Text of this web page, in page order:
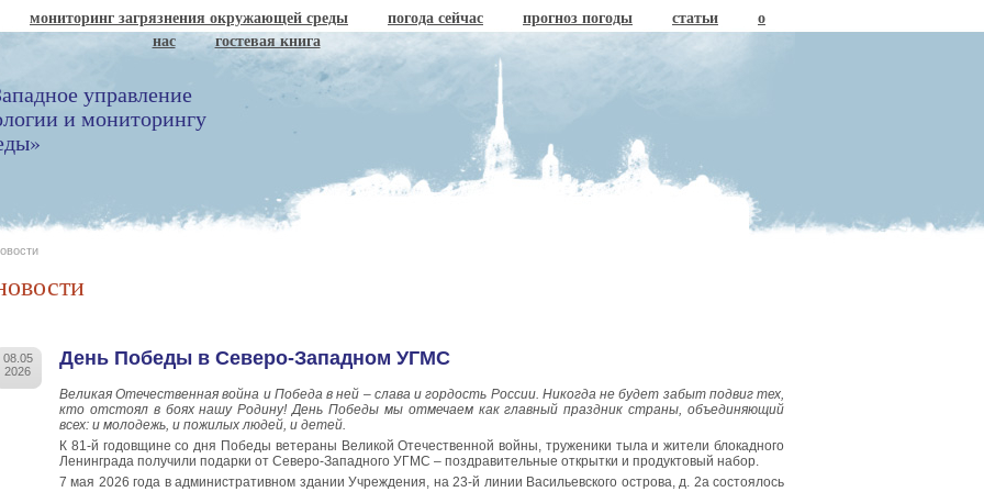
мониторинг загрязнения окружающей среды погода сейчас прогноз погоды статьи
о
нас
гостевая книга
управление
и мониторингу
08.05
2026
День Победы в Северо-Западном УГМС
Великая Отечественная война и Победа в ней – слава и гордость России. Никогда не будет забыт подвиг тех,
кто отстоял в боях нашу Родину! День Победы мы отмечаем как главный праздник страны, объединяющий
всех: и молодежь, и пожилых людей, и детей.
К 81-й годовщине со дня Победы ветераны Великой Отечественной войны, труженики тыла и жители блокадного
Ленинграда получили подарки от Северо-Западного УГМС – поздравительные открытки и продуктовый набор.
7 мая 2026 года в административном здании Учреждения, на 23-й линии Васильевского острова, д. 2а состоялось